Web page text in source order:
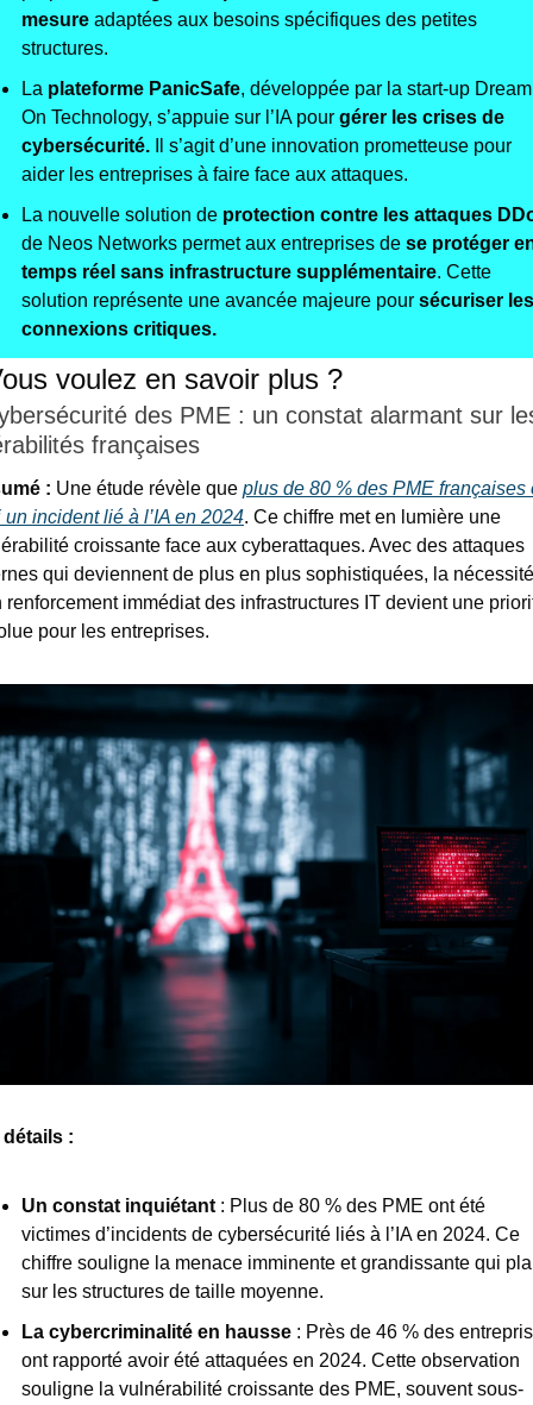
mesure adaptées aux besoins spécifiques des petites
structures.
La plateforme PanicSafe, développée par la start-up Dream
On Technology, s’appuie sur l’IA pour gérer les crises de
cybersécurité.
Il s’agit d’une innovation prometteuse pour
aider les entreprises à faire face aux attaques.
La nouvelle solution de protection contre les attaques
de Neos Networks permet aux entreprises de se protéger
temps réel sans infrastructure supplémentaire. Cette
solution représente une avancée majeure pour sécuriser les
connexions critiques.
voulez en savoir plus ?
des PME : un constat alarmant sur
françaises
: Une étude révèle que plus de 80 % des PME françaises
un incident lié à l’IA en 2024. Ce chiffre met en lumière une
croissante face aux cyberattaques. Avec des attaques
qui deviennent de plus en plus sophistiquées, la nécessité
renforcement immédiat des infrastructures IT devient une
pour les entreprises.
:
Un constat inquiétant : Plus de 80 % des PME ont été
victimes d’incidents de cybersécurité liés à l’IA en 2024. Ce
chiffre souligne la menace imminente et grandissante qui
sur les structures de taille moyenne.
La cybercriminalité en hausse : Près de 46 % des
ont rapporté avoir été attaquées en 2024. Cette observation
souligne la vulnérabilité croissante des PME, souvent sous-